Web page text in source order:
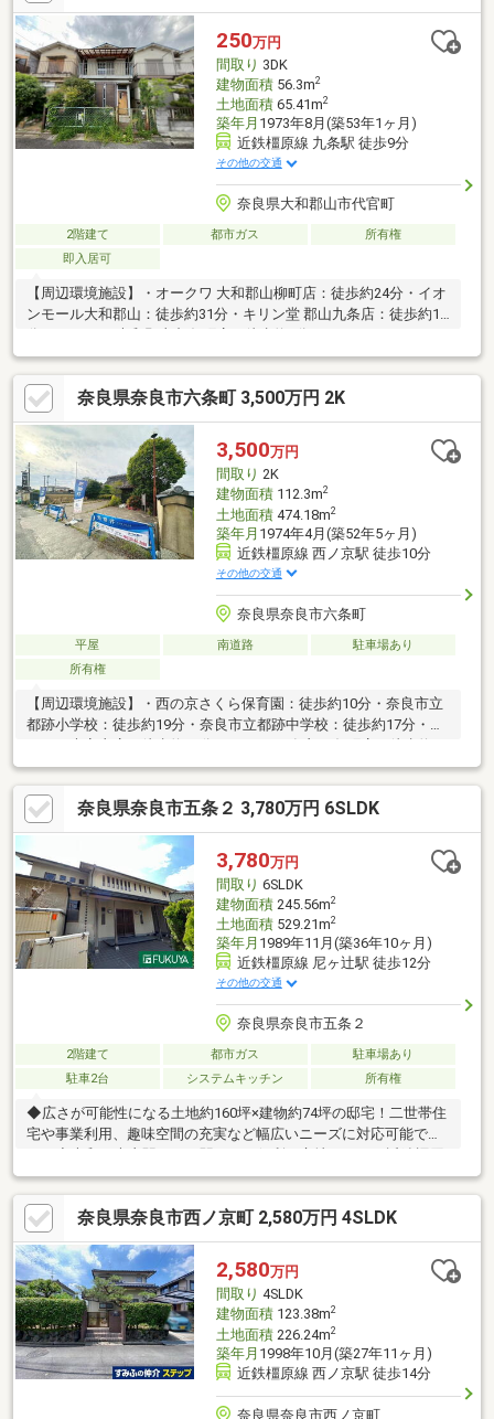
250万円
間取り 3DK
建物面積56.3m2
土地面積65.41m2
築年月 1973年8月(築53年1ヶ月)
近鉄橿原線 九条駅 徒歩9分
その他の交通
奈良県大和郡山市代官町
2階建て 都市ガス
所有権
即入居可
【周辺環境施設】・オークワ 大和郡山柳町店：徒歩約24分・イオ
ンモール大和郡山：徒歩約31分・キリン堂 郡山九条店：徒歩約11
北郡山店：徒歩約9分・大和郡山市立郡山中学校：徒歩約19分・
大和郡山市立郡山北小学校：徒歩約11分・郡山北幼稚園：徒歩約
9分・藤村病院：徒歩約5分ご覧いただきありがとうございます♪
是非お気軽にお問い合わせください♪
奈良県奈良市六条町 3,500万円 2K
3,500万円
間取り 2K
建物面積112.3m2
土地面積474.18m2
築年月 1974年4月(築52年5ヶ月)
近鉄橿原線 西ノ京駅 徒歩10分
その他の交通
奈良県奈良市六条町
平屋 南道路
駐車場あり
所有権
【周辺環境施設】・西の京さくら保育園：徒歩約10分・奈良市立
都跡小学校：徒歩約19分・奈良市立都跡中学校：徒歩約17分・パ
分・スギ薬局 大安寺店：徒歩約17分・奈良西ノ京郵便局：徒歩約
11分・西ノ京児童遊園：徒歩約5分・奈良パワーシティ：徒歩約
12分ご覧いただきありがとうございます♪是非お気軽にお問い合
わせください♪
奈良県奈良市五条２ 3,780万円 6SLDK
3,780万円
間取り 6SLDK
建物面積245.56m2
土地面積529.21m2
築年月 1989年11月(築36年10ヶ月)
近鉄橿原線 尼ヶ辻駅 徒歩12分
その他の交通
奈良県奈良市五条２
2階建て 都市ガス
駐車場あり
駐車2台
システムキッチン 所有権
◆広さが可能性になる土地約160坪×建物約74坪の邸宅！二世帯住
宅や事業利用、趣味空間の充実など幅広いニーズに対応可能で
線「尼ヶ辻駅」へは徒歩12分♪◆鑑真和上の志を今に伝える奈良
の世界遺産「唐招提寺」、日本を代表する寺院の一つである世界
遺産・古都奈良の文化財「薬師寺」が近く、歴史の隣に暮らすと
いう贅沢！◆家族が自然と集まる約17.7帖のリビングでくつろぐ
贅沢♪【附属建物】種類：車庫 構造：鉄筋コンクリート造陸屋根
平家建 床面積：29.92㎡※駐車台数は車種によります。 ※契約
不適合責任免責・付帯設備保証責任免責
奈良県奈良市西ノ京町 2,580万円 4SLDK
2,580万円
間取り 4SLDK
建物面積123.38m2
土地面積226.24m2
築年月 1998年10月(築27年11ヶ月)
近鉄橿原線 西ノ京駅 徒歩14分
奈良県奈良市西ノ京町